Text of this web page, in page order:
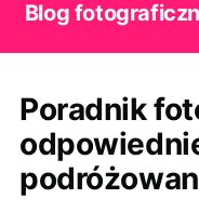
Blog
Poradnik